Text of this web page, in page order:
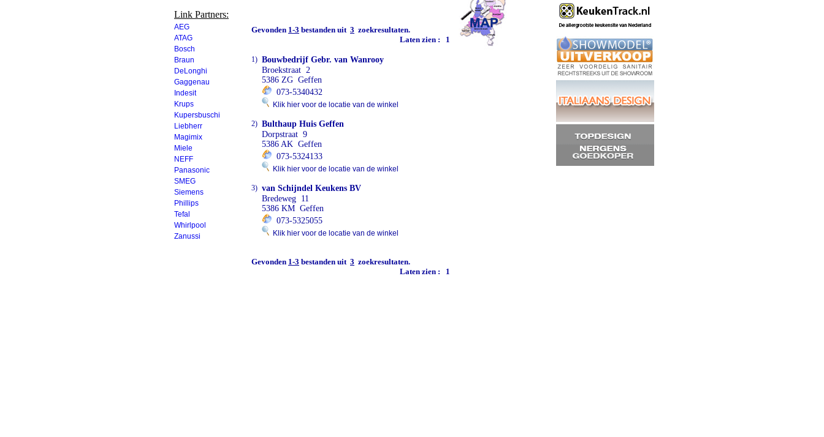
Link Partners:
AEG
ATAG
Bosch
Braun
DeLonghi
Gaggenau
Indesit
Krups
Kupersbuschi
Liebherr
Magimix
Miele
NEFF
Panasonic
SMEG
Siemens
Phillips
Tefal
Whirlpool
Zanussi
Gevonden 1-3 bestanden uit 3 zoekresultaten.
Laten zien :
1
1) Bouwbedrijf Gebr. van Wanrooy
Broekstraat 2
5386 ZG Geffen
073-5340432
Klik hier voor de locatie van de winkel
2) Bulthaup Huis Geffen
Dorpstraat 9
5386 AK Geffen
073-5324133
Klik hier voor de locatie van de winkel
3) van Schijndel Keukens BV
Bredeweg 11
5386 KM Geffen
073-5325055
Klik hier voor de locatie van de winkel
Gevonden 1-3 bestanden uit 3 zoekresultaten.
Laten zien :
1